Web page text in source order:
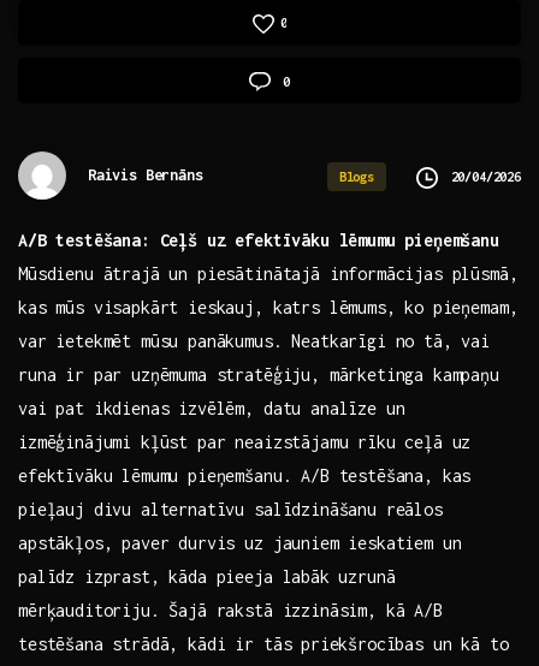
0
0
Raivis Bernāns Blogs 20/04/2026
A/B testēšana: Ceļš uz efektīvāku lēmumu pieņemšanu
Mūsdienu ātrajā un piesātinātajā informācijas plūsmā,
kas mūs visapkārt ieskauj,‍ katrs lēmums, ⁢ko ​pieņemam,
var ietekmēt mūsu panākumus. Neatkarīgi no tā, vai
runa‌ ir par uzņēmuma stratēģiju, mārketinga kampaņu ​
vai pat ikdienas izvēlēm, datu analīze un
izmēģinājumi kļūst par neaizstājamu rīku ceļā uz
efektīvāku lēmumu pieņemšanu. A/B testēšana, kas
pieļauj​ divu alternatīvu salīdzināšanu reālos
apstākļos, paver durvis uz jauniem ieskatiem un
palīdz izprast, kāda pieeja labāk⁣ uzrunā
mērķauditoriju. Šajā rakstā izzināsim, kā A/B
testēšana strādā, kādi ir tās ⁤priekšrocības un ⁢kā to